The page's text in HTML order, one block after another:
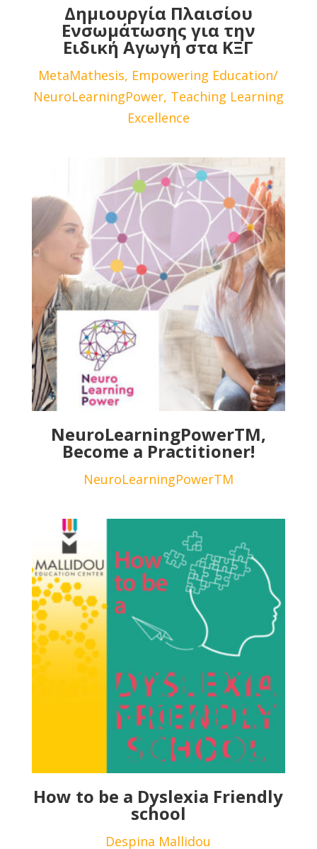
Δημιουργία Πλαισίου
Ενσωμάτωσης για την
Ειδική Αγωγή στα ΚΞΓ
MetaMathesis, Empowering Education/
NeuroLearningPower, Teaching Learning
Excellence
NeuroLearningPowerTM,
Become a Practitioner!
NeuroLearningPowerTM
How to be a Dyslexia Friendly
school
Despina Mallidou